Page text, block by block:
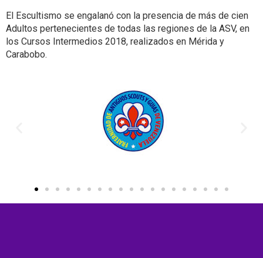
El Escultismo se engalanó con la presencia de más de cien
Adultos pertenecientes de todas las regiones de la ASV, en
los Cursos Intermedios 2018, realizados en Mérida y
Carabobo.